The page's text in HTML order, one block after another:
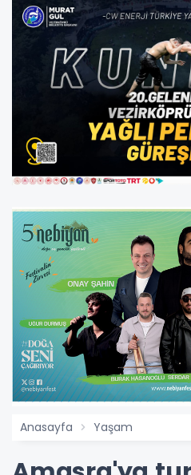
Anasayfa Yaşam